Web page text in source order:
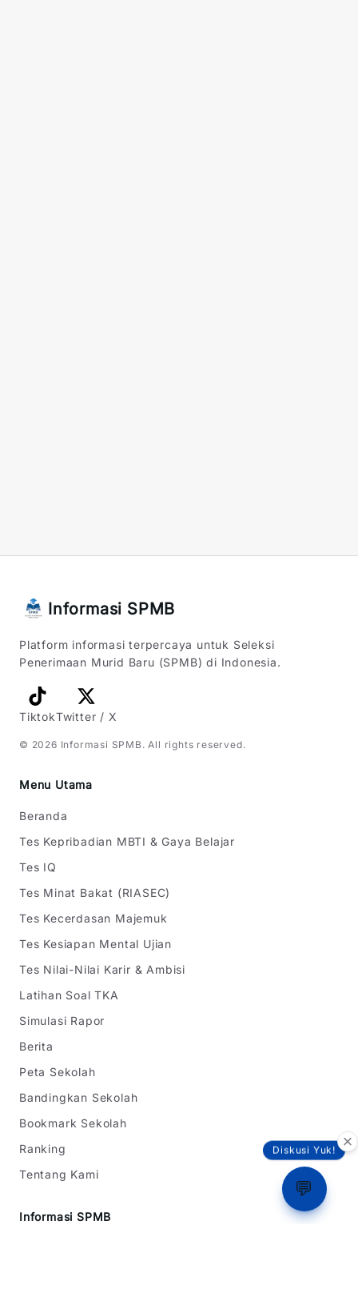
Diskusi Yuk!
💬
Informasi SPMB
Platform informasi terpercaya untuk Seleksi
Penerimaan Murid Baru (SPMB) di Indonesia.
TiktokTwitter / X
© 2026 Informasi SPMB . All rights reserved.
Menu Utama
Beranda
Tes Kepribadian MBTI & Gaya Belajar
Tes IQ
Tes Minat Bakat (RIASEC)
Tes Kecerdasan Majemuk
Tes Kesiapan Mental Ujian
Tes Nilai-Nilai Karir & Ambisi
Latihan Soal TKA
Simulasi Rapor
Berita
Peta Sekolah
Bandingkan Sekolah
Bookmark Sekolah
Ranking
Tentang Kami
Informasi SPMB